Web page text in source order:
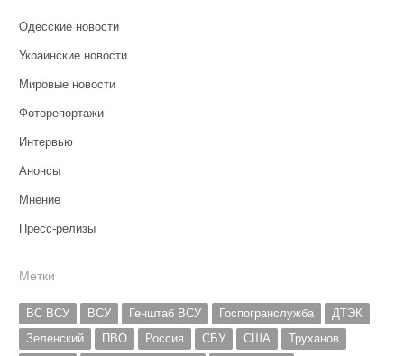
Одесские новости
Украинские новости
Мировые новости
Фоторепортажи
Интервью
Анонсы
Мнение
Пресс-релизы
Метки
ВС ВСУ ВСУ Генштаб ВСУ Госпогранслужба
ДТЭК
Зеленский
ПВО Россия СБУ США
Труханов